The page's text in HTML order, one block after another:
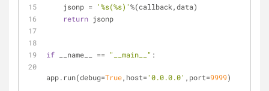
    jsonp =
'%s(%s)'%(callback,data)
return jsonp
if __name__ == "__main__" :
app.run(debug=True,host='0.0.0.0' ,port=9999)